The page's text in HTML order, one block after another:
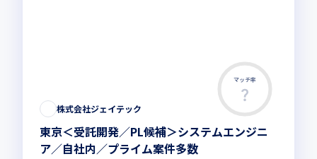
マッチ率
株式会社ジェイテック
東京＜受託開発／PL候補＞システムエンジニ
ア／自社内／プライム案件多数